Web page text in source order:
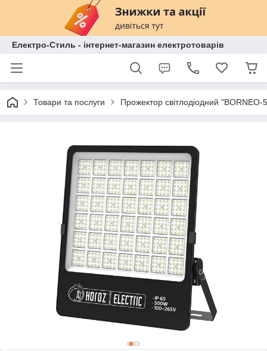
Електро-Стиль - інтернет-магазин електротоварів
Товари та послуги Прожектор світлодіодний